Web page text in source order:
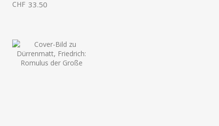
CHF 33.50